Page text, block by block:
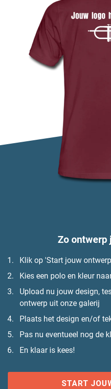
Zo ontwerp
Klik op 'Start jouw
Kies een polo en kleur
Upload nu jouw design,
ontwerp uit onze galerij
Plaats het design en/of
Pas nu eventueel nog de
En klaar is kees!
START